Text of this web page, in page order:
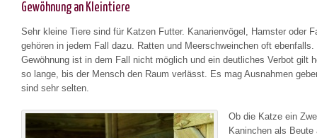
Gewöhnung an Kleintiere
Sehr kleine Tiere sind für Katzen Futter. Kanarienvögel, Hamster oder
gehören in jedem Fall dazu. Ratten und Meerschweinchen oft ebenfalls.
Gewöhnung ist in dem Fall nicht möglich und ein deutliches Verbot gilt
so lange, bis der Mensch den Raum verlässt. Es mag Ausnahmen
sind sehr selten.
Ob die Katze ein
Kaninchen als Beute